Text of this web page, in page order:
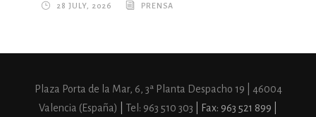
28 JULY, 2026 PRENSA
Plaza Porta de la Mar, 6, 3ª Planta Despacho 19 | 46004
Valencia (España)
Tel: 963 510 303 | Fax: 963 521 899 |